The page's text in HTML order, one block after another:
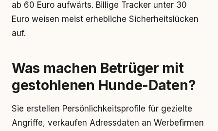
ab 60 Euro aufwärts. Billige Tracker unter 30
Euro weisen meist erhebliche Sicherheitslücken
auf.
Was machen Betrüger mit
gestohlenen Hunde-Daten?
Sie erstellen Persönlichkeitsprofile für gezielte
Angriffe, verkaufen Adressdaten an Werbefirmen